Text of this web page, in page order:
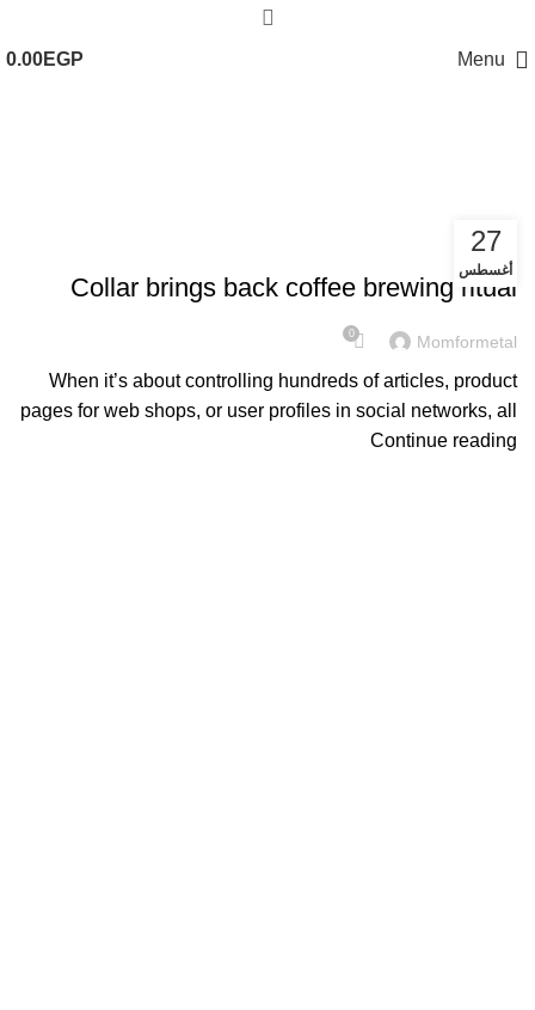
Menu
0.00EGP
27
أغسطس
FURNITURE
Collar brings back coffee brewing ritual
Momformetal
0
When it’s about controlling hundreds of articles, product
pages for web shops, or user profiles in social networks, all
Continue reading